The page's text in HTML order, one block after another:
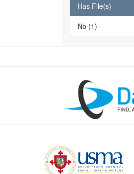
Has File(s)
No (1)